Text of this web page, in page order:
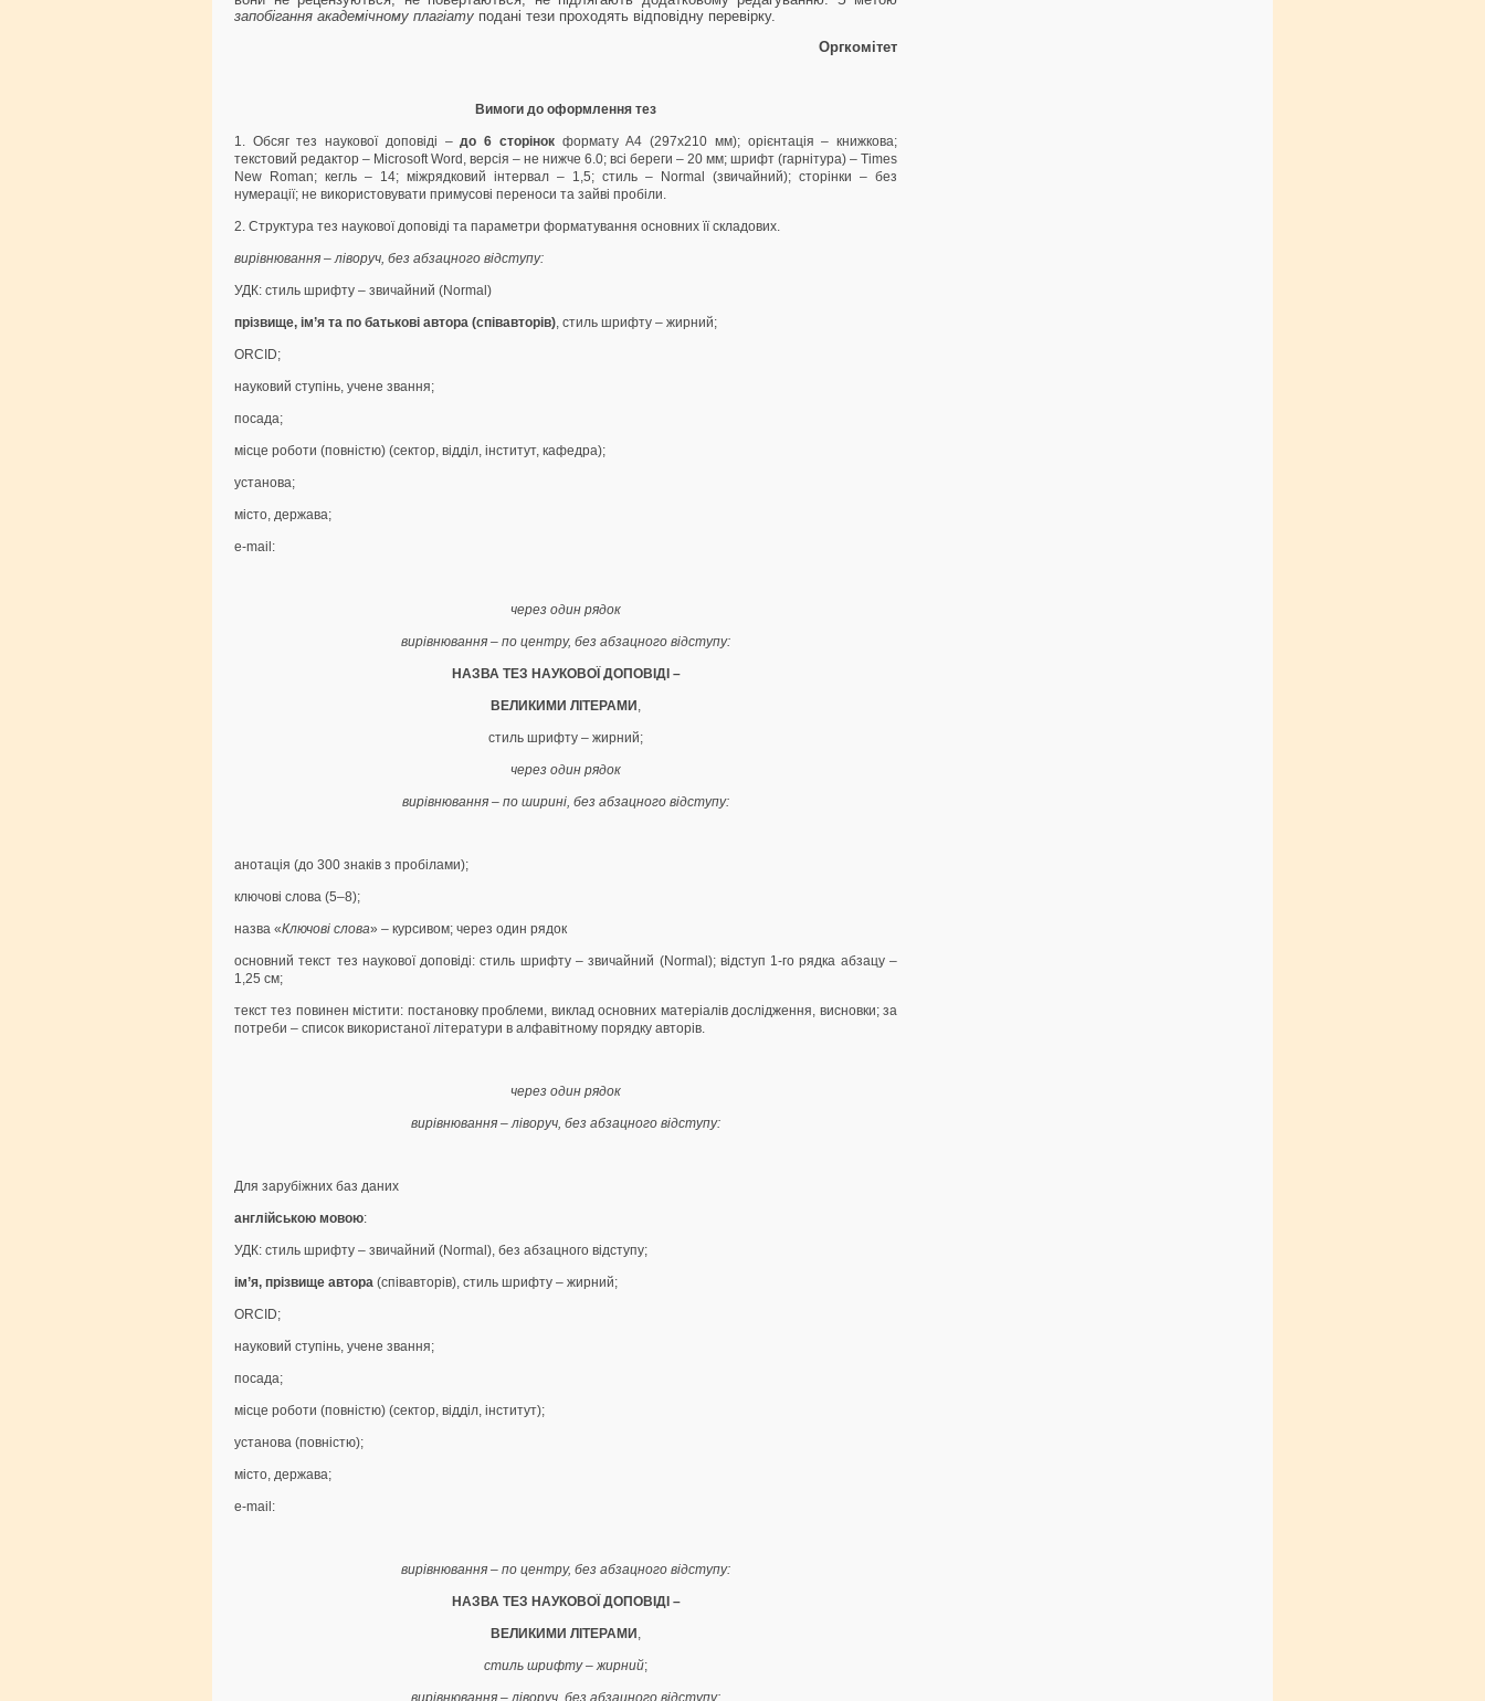
запобігання академічному плагіату подані тези проходять відповідну перевірку.
Оргкомітет
Вимоги до оформлення тез
1. Обсяг тез наукової доповіді –до 6 сторінок формату А4 (297х210 мм); орієнтація – книжкова;
текстовий редактор – Microsoft Word, версія – не нижче 6.0; всі береги – 20 мм; шрифт (гарнітура) – Times
New Roman; кегль – 14; міжрядковий інтервал – 1,5; стиль – Normal (звичайний); сторінки – без
нумерації; не використовувати примусові переноси та зайві пробіли.
2. Структура тез наукової доповіді та параметри форматування основних її складових.
вирівнювання – ліворуч, без абзацного відступу:
УДК: стиль шрифту – звичайний (Normal)
прізвище, ім’я та по батькові автора (співавторів) , стиль шрифту – жирний;
ORCID;
науковий ступінь, учене звання;
посада;
місце роботи (повністю) (сектор, відділ, інститут, кафедра);
установа;
місто, держава;
е-mail:
через один рядок
вирівнювання – по центру, без абзацного відступу:
НАЗВА ТЕЗ НАУКОВОЇ ДОПОВІДІ –
ВЕЛИКИМИ ЛІТЕРАМИ
стиль шрифту – жирний;
через один рядок
вирівнювання – по ширині, без абзацного відступу:
анотація (до 300 знаків з пробілами);
ключові слова (5–8);
назва «Ключові слова» – курсивом; через один рядок
основний текст тез наукової доповіді: стиль шрифту – звичайний (Normal); відступ 1-го рядка абзацу –
1,25 см;
текст тез повинен містити: постановку проблеми, виклад основних матеріалів дослідження, висновки; за
потреби – список використаної літератури в алфавітному порядку авторів.
через один рядок
вирівнювання – ліворуч, без абзацного відступу:
Для зарубіжних баз даних
англійською мовою:
УДК: стиль шрифту – звичайний (Normal), без абзацного відступу;
ім’я, прізвище автора (співавторів), стиль шрифту – жирний;
ORCID;
науковий ступінь, учене звання;
посада;
місце роботи (повністю) (сектор, відділ, інститут);
установа (повністю);
місто, держава;
е-mail:
вирівнювання – по центру, без абзацного відступу:
НАЗВА ТЕЗ НАУКОВОЇ ДОПОВІДІ –
ВЕЛИКИМИ ЛІТЕРАМИ
стиль шрифту – жирний;
вирівнювання – ліворуч, без абзацного відступу: